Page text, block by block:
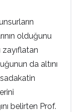
olduğunu
zayıflatan
da altını
belirten Prof.